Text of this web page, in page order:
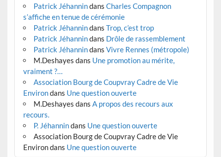
Patrick Jéhannindans Charles Compagnon
s’affiche en tenue de cérémonie
Patrick Jéhannindans Trop, c’est trop
Patrick Jéhannindans Drôle de rassemblement
Patrick Jéhannindans Vivre Rennes (métropole)
M.Deshayes dans Une promotion au mérite,
vraiment ?…
Association Bourg de Coupvray Cadre de Vie
Environdans Une question ouverte
M.Deshayes dans A propos des recours aux
recours.
P. Jéhannindans Une question ouverte
Association Bourg de Coupvray Cadre de Vie
Environdans Une question ouverte